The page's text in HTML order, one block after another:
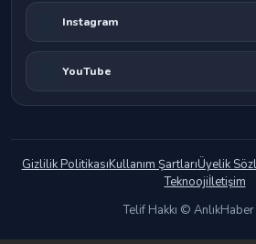
Instagram
YouTube
Gizlilik PolitikasıKullanım ŞartlarıÜyelik
Teknoojiİletişim
Telif Hakkı ©